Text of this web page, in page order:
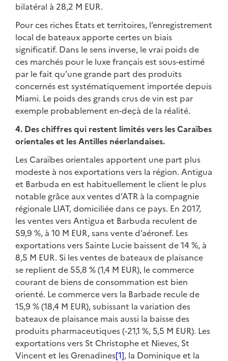
bilatéral à 28,2 M EUR.
Pour ces riches Etats et territoires, l’enregistrement
local de bateaux apporte certes un biais
significatif. Dans le sens inverse, le vrai poids de
ces marchés pour le luxe français est sous-estimé
par le fait qu’une grande part des produits
concernés est systématiquement importée depuis
Miami. Le poids des grands crus de vin est par
exemple probablement en-deçà de la réalité.
4. Des chiffres qui restent limités vers les Caraïbes
orientales et les Antilles néerlandaises.
Les Caraïbes orientales apportent une part plus
modeste à nos exportations vers la région. Antigua
et Barbuda en est habituellement le client le plus
notable grâce aux ventes d’ATR à la compagnie
régionale LIAT, domiciliée dans ce pays. En 2017,
les ventes vers Antigua et Barbuda reculent de
59,9 %, à 10 M EUR, sans vente d’aéronef. Les
exportations vers Sainte Lucie baissent de 14 %, à
8,5 M EUR. Si les ventes de bateaux de plaisance
se replient de 55,8 % (1,4 M EUR), le commerce
courant de biens de consommation est bien
orienté. Le commerce vers la Barbade recule de
15,9 % (18,4 M EUR), subissant la variation des
bateaux de plaisance mais aussi la baisse des
produits pharmaceutiques (-21,1 %, 5,5 M EUR). Les
exportations vers St Christophe et Nieves, St
Vincent et les Grenadines[1], la Dominique et la